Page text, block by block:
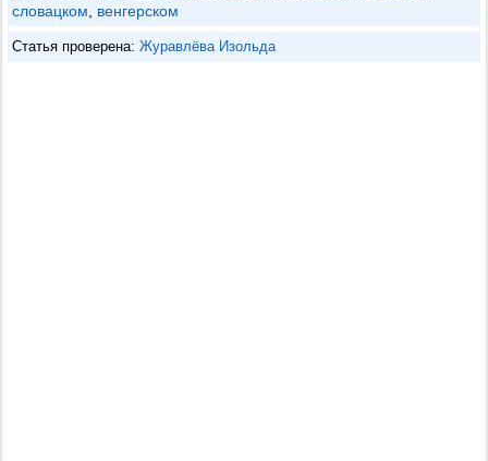
словацком, венгерском
Статья проверена: Журавлёва Изольда